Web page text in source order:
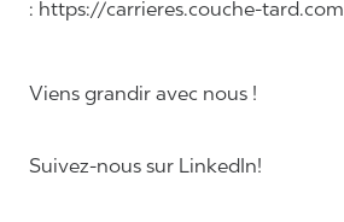
: https://carrieres.couche-tard.com
Viens grandir avec nous !
Suivez-nous sur LinkedIn!